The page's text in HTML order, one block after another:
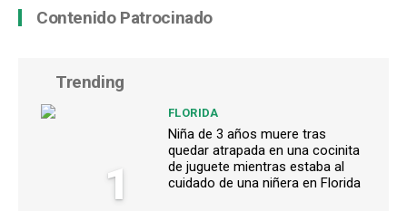
Contenido Patrocinado
Trending
1
FLORIDA
Niña de 3 años muere tras
quedar atrapada en una cocinita
de juguete mientras estaba al
cuidado de una niñera en Florida